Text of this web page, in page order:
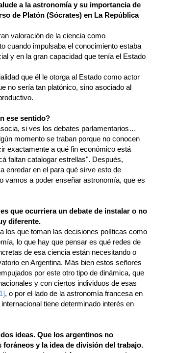
a la astronomía y su importancia de
de Platón (Sócrates) en La República
valoración de la ciencia como
cuando impulsaba el conocimiento estaba
y en la gran capacidad que tenía el Estado
que él le otorga al Estado como actor
no sería tan platónico, sino asociado al
ese sentido?
si ves los debates parlamentarios…
momento se traban porque no conocen
exactamente a qué fin económico está
faltan catalogar estrellas". Después,
enredar en el para qué sirve esto de
vamos a poder enseñar astronomía, que es
que ocurriera un debate de instalar o no
diferente.
los que toman las decisiones políticas como
lo que hay que pensar es qué redes de
de esa ciencia están necesitando o
en Argentina. Más bien estos señores
por este otro tipo de dinámica, que
y con ciertos individuos de esas
, o por el lado de la astronomía francesa en
tiene determinado interés en
ideas. Que los argentinos no
y la idea de división del trabajo.